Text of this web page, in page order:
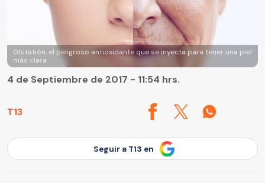
Glutatión, el peligroso antioxidante que se inyecta para tener una piel
más clara
T13
4 de Septiembre de 2017 - 11:54 hrs.
Seguir a T13 en